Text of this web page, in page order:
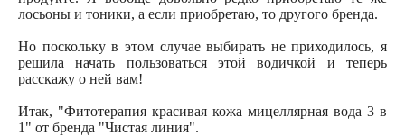
лосьоны и тоники, а если приобретаю, то другого бренда.
Но поскольку в этом случае выбирать не приходилось, я
решила начать пользоваться этой водичкой и теперь
расскажу о ней вам!
Итак, "Фитотерапия красивая кожа мицеллярная вода 3 в
1" от бренда "Чистая линия".